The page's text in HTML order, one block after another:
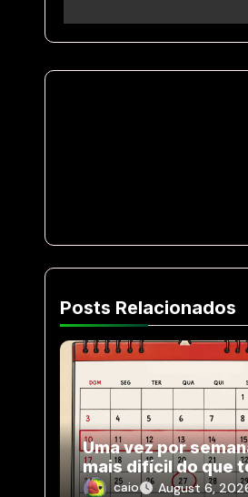
Posts Relacionados
Uma vez por
mais difícil do que
dia caio August 6,